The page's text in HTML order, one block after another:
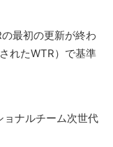
最初の更新が終わ
れたWTR）で基準
ョナルチーム次世代